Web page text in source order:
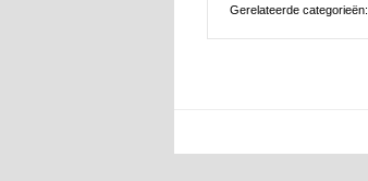
Gerelateerde categorieën: